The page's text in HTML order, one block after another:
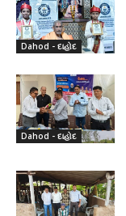
Dahod - દાહોદ
Dahod - દાહોદ